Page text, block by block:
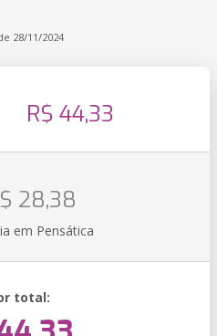
28/11/2024
R$ 44,33
28,38
em Pensática
total: